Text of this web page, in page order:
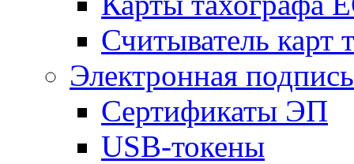
Считыватель карт
Электронная
Сертификаты ЭП
USB-токены